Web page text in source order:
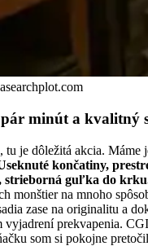
minút a kvalitný
tu je dôležitá akcia. Máme
končatiny,
strieborná guľka do
monštier na mnoho
zase na originalitu a
vyjadrení prekvapenia.
som si pokojne